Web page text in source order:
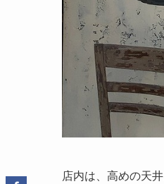
店内は、高めの天